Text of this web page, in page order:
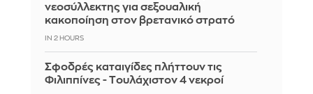
νεοσύλλεκτης για σεξουαλική
κακοποίηση στον βρετανικό στρατό
IN 2 HOURS
Σφοδρές καταιγίδες πλήττουν τις
Φιλιππίνες - Tουλάχιστον 4 νεκροί